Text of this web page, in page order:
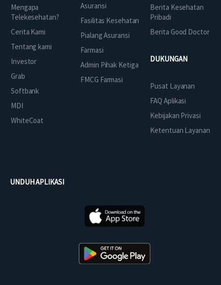
Mengapa
Telekesehatan?
Cerita Kami
Tentang kami
Investor
Grab
Softbank
MDI
WhiteCoat
Asuransi
Fasilitas Kesehatan
Pialang Asuransi
Farmasi
Admin Pihak Ketiga
FMCG Farmasi
Berita Kesehatan
Pribadi
Berita Good Doctor
DUKUNGAN
Pusat Layanan
FAQ Aplikasi
Kebijakan Privasi
Ketentuan Layanan
UNDUH APLIKASI